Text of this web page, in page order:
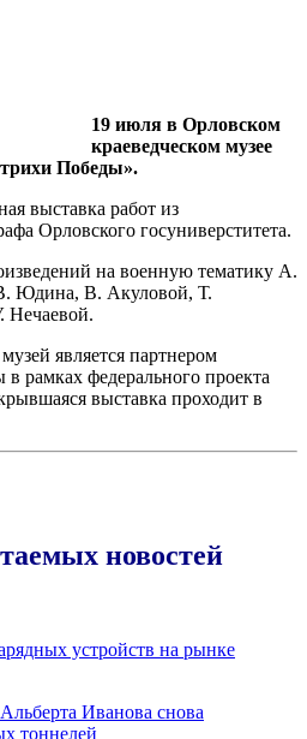
19 июля в Орловском
краеведческом музее
Победы».
выставка работ из
Орловского госуниверститета.
на военную тематику А.
Юдина, В. Акуловой, Т.
Нечаевой.
является партнером
рамках федерального проекта
выставка проходит в
новостей
устройств на рынке
Иванова снова
тоннелей